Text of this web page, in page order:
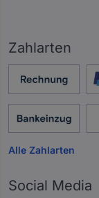
Zahlarten
Alle Zahlarten
Social Media